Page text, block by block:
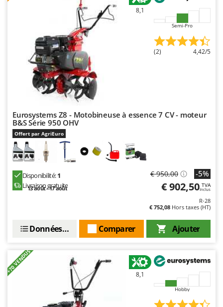
Ninja
Novatec
Novital
NuAir
NuovaFac
O
Officine Savioli
Oliviero
Olix
Omas
Oriental Koshin
P
Palumbo Pavi
Partisani
8,1
Semi-Pro
(2) 4,42/5
Eurosystems Z8 - Motobineuse à essence 7 CV - moteur
B&S Série 950 OHV
Offert par AgriEuro
Disponibilité:1
Livraison gratuite
13 août - 17 août
€ 950,00 -5%
€ 902,50 TVA
Inclus
R-28
€ 752,08 Hors taxes (HT)
Ajouter
Comparer
Données techniques
+70 VENDUS 8,1
Hobby